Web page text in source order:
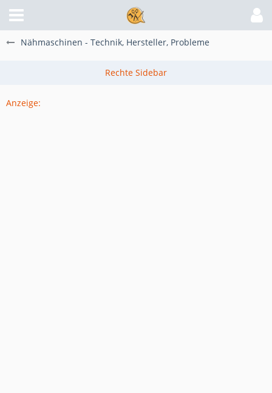
Nähmaschinen - Technik, Hersteller, Probleme
Anzeige: